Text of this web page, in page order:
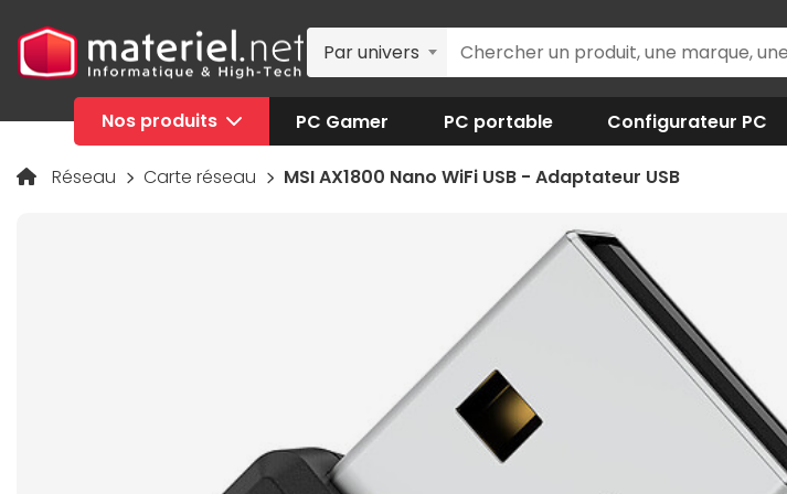
Par univers
Nos produits PC Gamer PC portable Configurateur PC
Réseau Carte réseau MSI AX1800 Nano WiFi USB - Adaptateur USB